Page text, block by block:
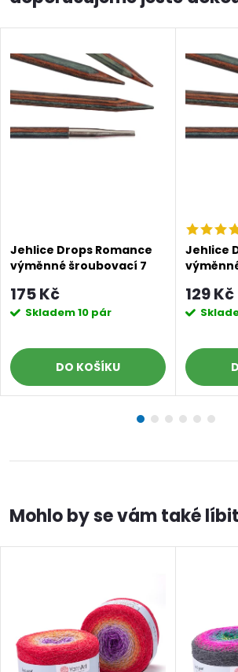
Jehlice Drops Romance
výměnné šroubovací 7
175 Kč
Skladem10 pár
DO KOŠÍKU
Jehlice
129 Kč